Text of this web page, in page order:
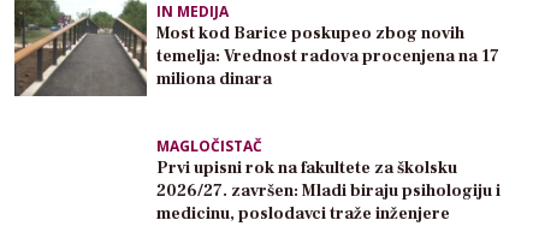
IN MEDIJA
Most kod Barice poskupeo zbog novih
temelja: Vrednost radova procenjena na 17
miliona dinara
MAGLOČISTAČ
Prvi upisni rok na fakultete za školsku
2026/27. završen: Mladi biraju psihologiju i
medicinu, poslodavci traže inženjere